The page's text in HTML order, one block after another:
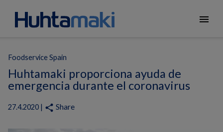
menu
Foodservice Spain
Huhtamaki proporciona ayuda de
emergencia durante el coronavirus
27.4.2020 | share Share